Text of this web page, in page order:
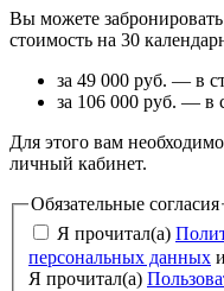
Вы можете
стоимость на 30
за 49 000 руб. — в
за 106 000 руб. — в
Для этого вам
личный кабинет.
Обязательные согласия
Я прочитал(а)
персональных данных
Я прочитал(а)